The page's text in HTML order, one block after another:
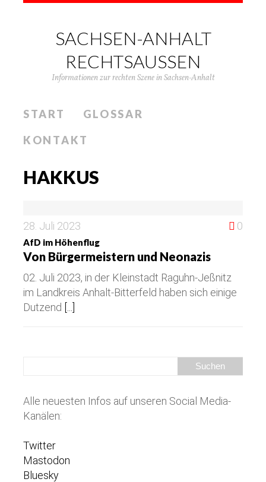
SACHSEN-ANHALT
RECHTSAUSSEN
Informationen zur rechten Szene in Sachsen-Anhalt
START
GLOSSAR
KONTAKT
HAKKUS
28. Juli 2023 0
AfD im Höhenflug
Von Bürgermeistern und Neonazis
02. Juli 2023, in der Kleinstadt Raguhn-Jeßnitz
im Landkreis Anhalt-Bitterfeld haben sich einige
Dutzend
Alle neuesten Infos auf unseren Social Media-
Kanälen:
Twitter
Mastodon
Bluesky